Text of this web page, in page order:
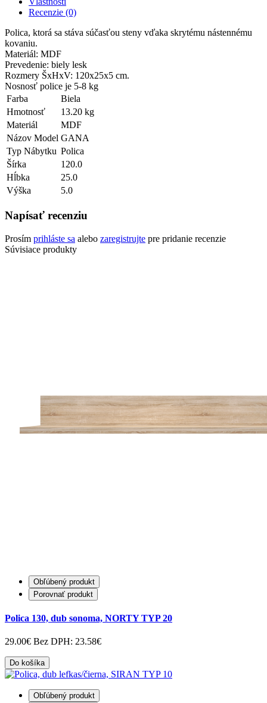
Recenzie (0)
Polica, ktorá sa stáva súčasťou steny vďaka skrytému nástennému
kovaniu.
Materiál: MDF
Prevedenie: biely lesk
Rozmery ŠxHxV: 120x25x5 cm.
Nosnosť police je 5-8 kg
Farba
Biela
Hmotnosť
13.20 kg
Materiál
MDF
Názov Model GANA
Typ Nábytku Polica
Šírka
120.0
Hĺbka
25.0
Výška
5.0
Napísať recenziu
Prosím prihláste sa alebo zaregistrujte pre pridanie recenzie
Súvisiace produkty
Obľúbený produkt
Porovnať produkt
Polica 130, dub sonoma, NORTY TYP 20
29.00€ Bez DPH: 23.58€
Do košíka
Obľúbený produkt